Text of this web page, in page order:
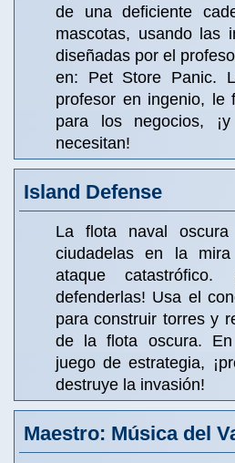
de una deficiente
mascotas, usando las
diseñadas por el
en: Pet Store Panic.
profesor en ingenio, le
para los negocios,
necesitan!
Island Defense
La flota naval
ciudadelas en la
ataque catastrófico.
defenderlas! Usa el
para construir torres y
de la flota oscura. En
juego de estrategia,
destruye la invasión!
Maestro: Música del